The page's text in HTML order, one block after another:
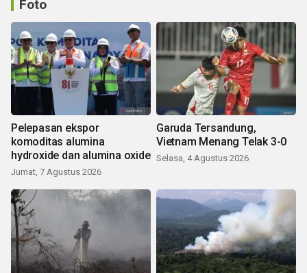
Foto
Pelepasan ekspor
komoditas alumina
hydroxide dan alumina oxide
Jumat, 7 Agustus 2026
Garuda Tersandung,
Vietnam Menang Telak 3-0
Selasa, 4 Agustus 2026